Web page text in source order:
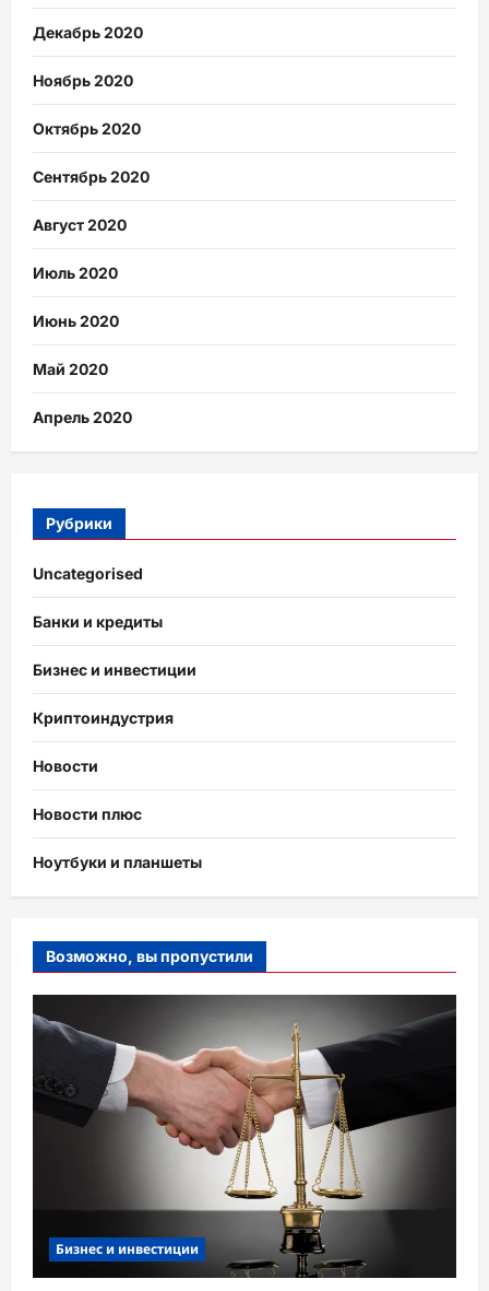
Декабрь 2020
Ноябрь 2020
Октябрь 2020
Сентябрь 2020
Август 2020
Июль 2020
Июнь 2020
Май 2020
Апрель 2020
Рубрики
Uncategorised
Банки и кредиты
Бизнес и инвестиции
Криптоиндустрия
Новости
Новости плюс
Ноутбуки и планшеты
Возможно, вы пропустили
Бизнес и инвестиции